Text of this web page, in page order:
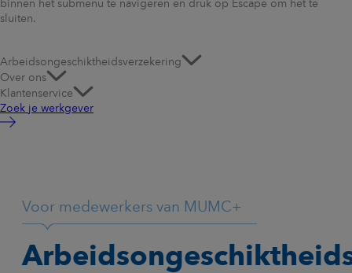
binnen het submenu te navigeren en druk op Escape om het te
sluiten.
Arbeidsongeschiktheidsverzekering
Over ons
Klantenservice
Zoek je werkgever
Voor medewerkers van MUMC+